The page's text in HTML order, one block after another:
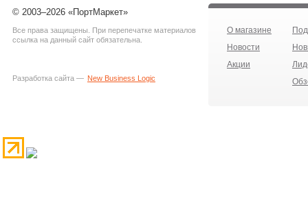
© 2003–2026 «ПортМаркет»
Все права защищены. При перепечатке материалов
ссылка на данный сайт обязательна.
Разработка сайта — New Business Logic
О магазине
Новости
Акции